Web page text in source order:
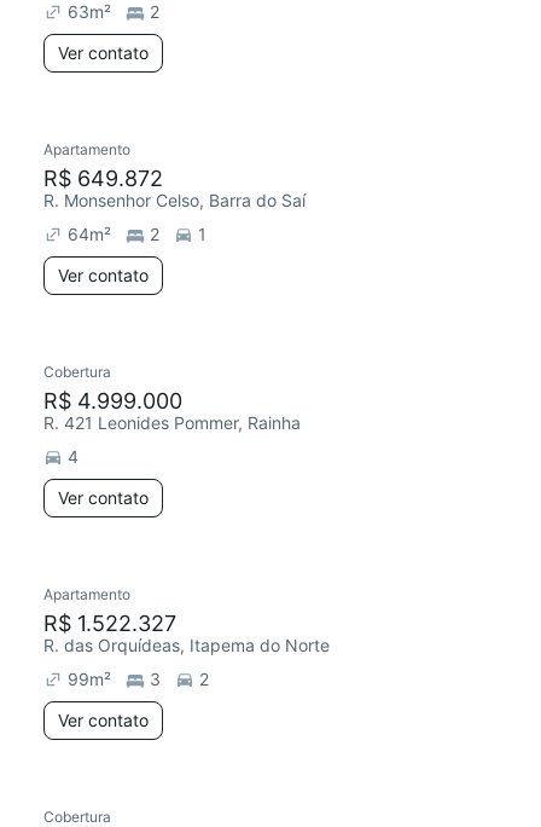
63m²
2
Ver contato
Apartamento
R$ 649.872
R. Monsenhor Celso, Barra do Saí
64m² 2
1
Ver contato
Cobertura
R$ 4.999.000
R. 421 Leonides Pommer, Rainha
4
Ver contato
Apartamento
R$ 1.522.327
R. das Orquídeas, Itapema do Norte
99m² 3
2
Ver contato
Cobertura